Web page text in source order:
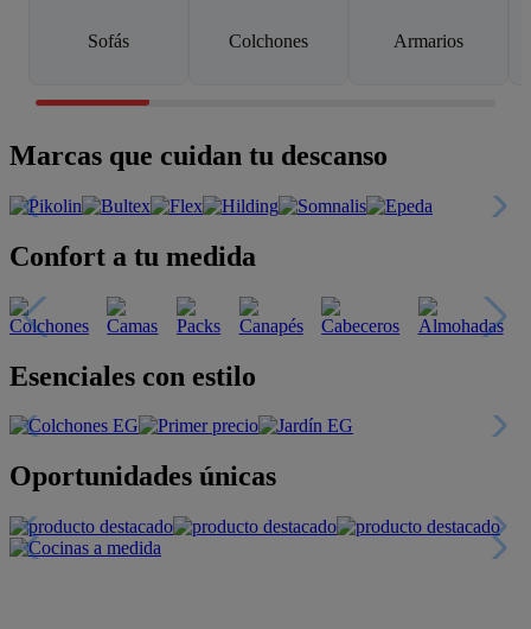
Sofás Colchones Armarios
Marcas que cuidan tu descanso
Confort a tu medida
Esenciales con estilo
Oportunidades únicas